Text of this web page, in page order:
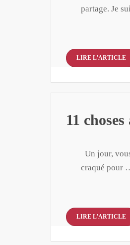
partage. Je
LIRE L'ARTICLE
11
Un jour,
craqué pour
LIRE L'ARTICLE